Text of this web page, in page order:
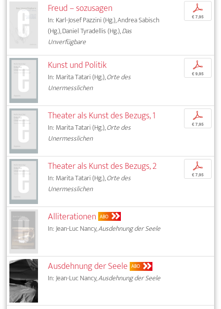
Freud – sozusagen
In: Karl-Josef Pazzini (Hg.), Andrea Sabisch
(Hg.), Daniel Tyradellis (Hg.),Das
Unverfügbare
p
€ 7,95
Kunst und Politik
In: Marita Tatari (Hg.),Orte des
Unermesslichen
p
€ 9,95
Theater als Kunst des Bezugs, 1
In: Marita Tatari (Hg.),Orte des
Unermesslichen
p
€ 7,95
Theater als Kunst des Bezugs, 2
In: Marita Tatari (Hg.),Orte des
Unermesslichen
p
€ 7,95
Alliterationen ABO
In: Jean-Luc Nancy,Ausdehnung der Seele
Ausdehnung der Seele ABO
In: Jean-Luc Nancy,Ausdehnung der Seele